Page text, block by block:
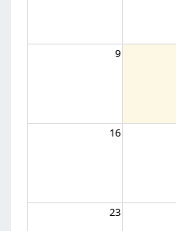
9
16
23